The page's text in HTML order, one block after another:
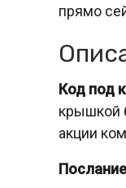
прямо
Код под
крышкой
акции
Послание